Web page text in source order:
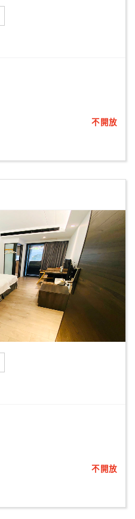
不開放
不開放